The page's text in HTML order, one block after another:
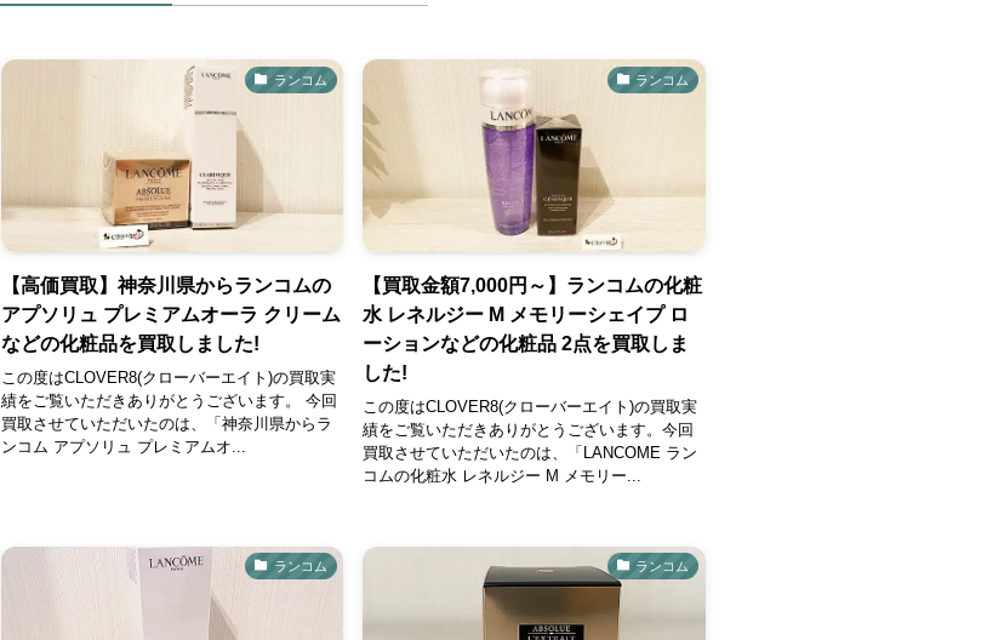
ランコム
【高価買取】神奈川県からランコムの
アプソリュ プレミアムオーラ クリーム
などの化粧品を買取しました!
この度はCLOVER8(クローバーエイト)の買取実
績をご覧いただきありがとうございます。 今回
買取させていただいたのは、「神奈川県からラ
ンコム アプソリュ プレミアムオ...
ランコム
【買取金額7,000円～】ランコムの化粧
水 レネルジー M メモリーシェイプ ロ
ーションなどの化粧品 2点を買取しま
した!
この度はCLOVER8(クローバーエイト)の買取実
績をご覧いただきありがとうございます。今回
買取させていただいたのは、「LANCOME ラン
コムの化粧水 レネルジー M メモリー...
ランコム ランコム